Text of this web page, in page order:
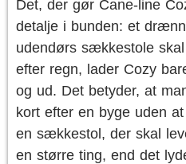
Det, der gør Cane-line
detalje i bunden: et
udendørs sækkestole
efter regn, lader Cozy
og ud. Det betyder, at
kort efter en byge uden
en sækkestol, der skal
en større ting, end det